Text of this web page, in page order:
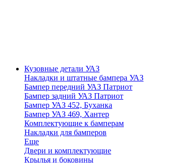
Кузовные детали УАЗ
Накладки и штатные бампера УАЗ
Бампер передний УАЗ Патриот
Бампер задний УАЗ Патриот
Бампер УАЗ 452, Буханка
Бампер УАЗ 469, Хантер
Комплектующие к бамперам
Накладки для бамперов
Еще
Двери и комплектующие
Крылья и боковины